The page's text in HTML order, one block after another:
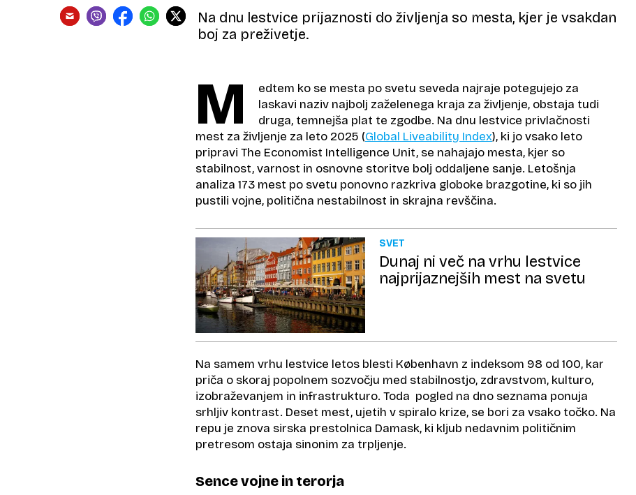
Na dnu lestvice prijaznosti do življenja so mesta, kjer je vsakdan
boj za preživetje.
M
edtem ko se mesta po svetu seveda najraje potegujejo za
laskavi naziv najbolj zaželenega kraja za življenje, obstaja tudi
druga, temnejša plat te zgodbe. Na dnu lestvice privlačnosti
mest za življenje za leto 2025 (Global Liveability Index), ki jo vsako leto
pripravi The Economist Intelligence Unit, se nahajajo mesta, kjer so
stabilnost, varnost in osnovne storitve bolj oddaljene sanje. Letošnja
analiza 173 mest po svetu ponovno razkriva globoke brazgotine, ki so jih
pustili vojne, politična nestabilnost in skrajna revščina.
SVET
Dunaj ni več na vrhu lestvice
najprijaznejših mest na svetu
Na samem vrhu lestvice letos blesti København z indeksom 98 od 100, kar
priča o skoraj popolnem sozvočju med stabilnostjo, zdravstvom, kulturo,
izobraževanjem in infrastrukturo. Toda pogled na dno seznama ponuja
srhljiv kontrast. Deset mest, ujetih v spiralo krize, se bori za vsako točko. Na
repu je znova sirska prestolnica Damask, ki kljub nedavnim političnim
pretresom ostaja sinonim za trpljenje.
Sence vojne in terorja